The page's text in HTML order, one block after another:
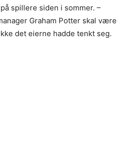
spillere siden i sommer. –
Graham Potter skal være
det eierne hadde tenkt seg.